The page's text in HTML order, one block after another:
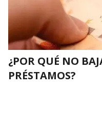
¿POR QUÉ NO
PRÉSTAMOS?